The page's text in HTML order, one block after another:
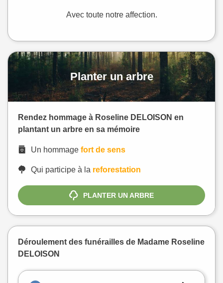
Avec toute notre affection.
Planter un arbre
Rendez hommage à Roseline DELOISON en
plantant un arbre en sa mémoire
Un hommage fort de sens
Qui participe à la reforestation
PLANTER UN ARBRE
Déroulement des funérailles de Madame Roseline
DELOISON